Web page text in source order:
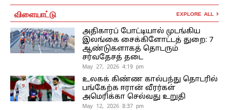
விளையாட்டு EXPLORE ALL
அதிகாரப் போட்டியால் முடங்கிய
இலங்கை சைக்கிளோட்டத் துறை: 7
ஆண்டுகளாகத் தொடரும்
சர்வதேசத் தடை
May 27, 2026 4:19 pm
உலகக் கிண்ண கால்பந்து தொடரில்
பங்கேற்க ஈரான் வீரர்கள்
அமெரிக்கா செல்வது உறுதி
May 12, 2026 8:37 pm